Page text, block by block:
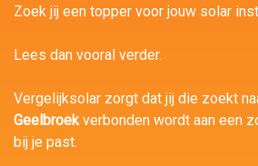
Zoek jij een topper voor jouw solar
Lees dan vooral verder.
Vergelijksolar zorgt dat jij die zoekt
Geelbroekverbonden wordt aan een
bij je past.